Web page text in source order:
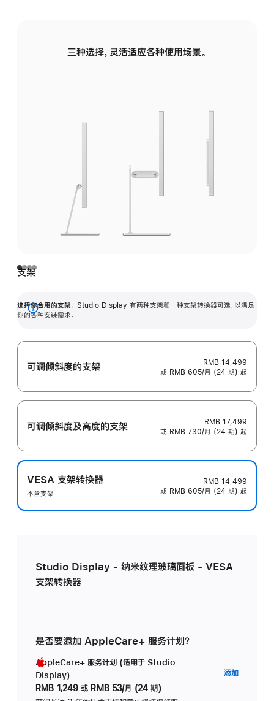
三种选择，灵活适应各种使用场景。
支架
选择你合用的支架。 Studio Display 有两种支架和一种支架转换器可选，以满足
你的各种安装需求。
展
可调倾斜度的支架
RMB 14,499
或 RMB 605/月 (24 期) 起
可调倾斜度及高‍度的支‍架
RMB 17,499
或 RMB 730/月 (24 期) 起
VESA 支架转换器
不含支架
RMB 14,499
或 RMB 605/月 (24 期) 起
Studio Display - 纳米纹理玻璃面板 - VESA
支架转换器
是否要添加 AppleCare+ 服务计划？
AppleCare+ 服务计划 (适用于 Studio
Display)
RMB 1,249 或 RMB 53/月 (24 期)
添加